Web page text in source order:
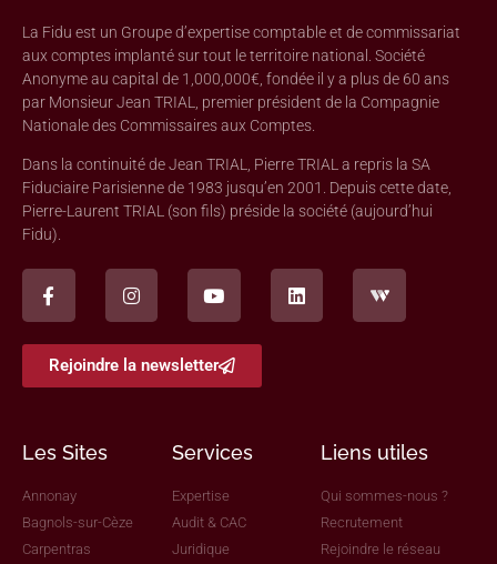
La Fidu est un Groupe d’expertise comptable et de commissariat
aux comptes implanté sur tout le territoire national. Société
Anonyme au capital de 1,000,000€, fondée il y a plus de 60 ans
par Monsieur Jean TRIAL, premier président de la Compagnie
Nationale des Commissaires aux Comptes.
Dans la continuité de Jean TRIAL, Pierre TRIAL a repris la SA
Fiduciaire Parisienne de 1983 jusqu’en 2001. Depuis cette date,
Pierre-Laurent TRIAL (son fils) préside la société (aujourd’hui
Fidu).
Rejoindre la newsletter
Les Sites
Annonay
Bagnols-sur-Cèze
Carpentras
Services
Expertise
Audit & CAC
Juridique
Liens utiles
Qui sommes-nous ?
Recrutement
Rejoindre le réseau